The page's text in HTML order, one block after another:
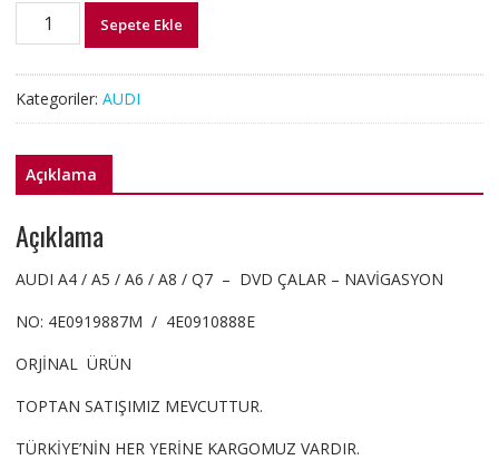
4E0919887M
A6A8
DVD
ÇALAR
adet
Sepete Ekle
Kategoriler: AUDI
Açıklama
Açıklama
AUDI A4 / A5 / A6 / A8 / Q7 – DVD ÇALAR – NAVİGASYON
NO: 4E0919887M / 4E0910888E
ORJİNAL ÜRÜN
TOPTAN SATIŞIMIZ MEVCUTTUR.
TÜRKİYE’NİN HER YERİNE KARGOMUZ VARDIR.